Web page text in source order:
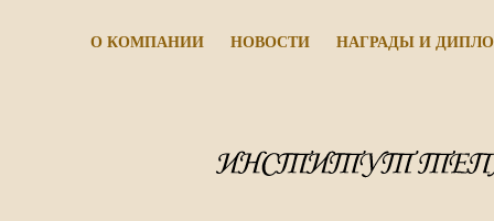
О КОМПАНИИ НОВОСТИ НАГРАДЫ И